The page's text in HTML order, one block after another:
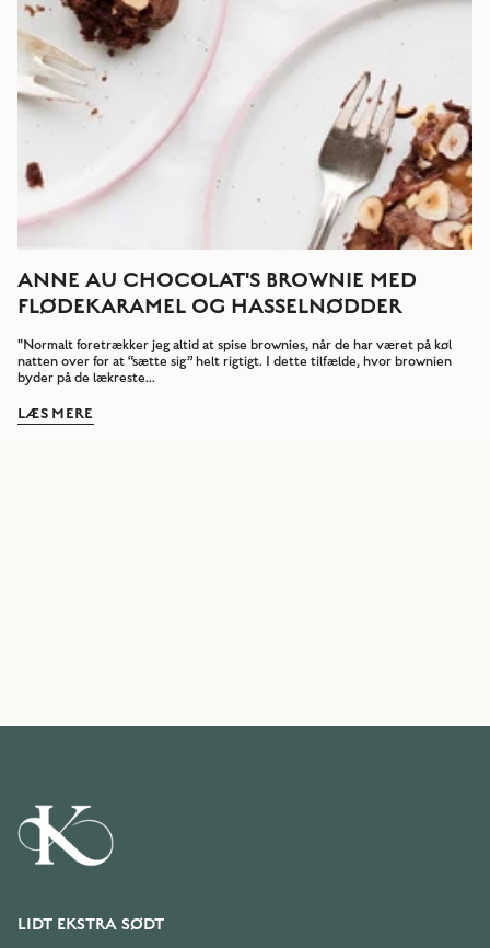
ANNE AU CHOCOLAT'S BROWNIE MED
FLØDEKARAMEL OG HASSELNØDDER
"Normalt foretrækker jeg altid at spise brownies, når de har været på køl
natten over for at “sætte sig” helt rigtigt. I dette tilfælde, hvor brownien
byder på de lækreste...
LÆS MERE
LIDT EKSTRA SØDT